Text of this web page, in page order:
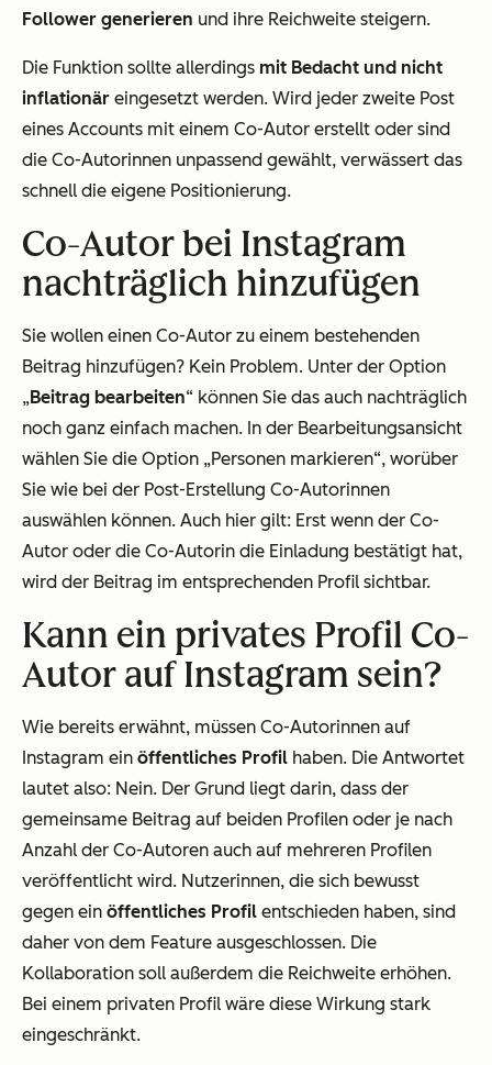
Follower generieren und ihre Reichweite steigern.
Die Funktion sollte allerdings mit Bedacht und nicht
inflationär eingesetzt werden. Wird jeder zweite Post
eines Accounts mit einem Co-Autor erstellt oder sind
die Co-Autorinnen unpassend gewählt, verwässert das
schnell die eigene Positionierung.
Co-Autor bei Instagram
nachträglich hinzufügen
Sie wollen einen Co-Autor zu einem bestehenden
Beitrag hinzufügen? Kein Problem. Unter der Option
„Beitrag bearbeiten“ können Sie das auch nachträglich
noch ganz einfach machen. In der Bearbeitungsansicht
wählen Sie die Option „Personen markieren“, worüber
Sie wie bei der Post-Erstellung Co-Autorinnen
auswählen können. Auch hier gilt: Erst wenn der Co-
Autor oder die Co-Autorin die Einladung bestätigt hat,
wird der Beitrag im entsprechenden Profil sichtbar.
Kann ein privates Profil Co-
Autor auf Instagram sein?
Wie bereits erwähnt, müssen Co-Autorinnen auf
Instagram ein öffentliches Profil haben. Die Antwortet
lautet also: Nein. Der Grund liegt darin, dass der
gemeinsame Beitrag auf beiden Profilen oder je nach
Anzahl der Co-Autoren auch auf mehreren Profilen
veröffentlicht wird. Nutzerinnen, die sich bewusst
gegen ein öffentliches Profil entschieden haben, sind
daher von dem Feature ausgeschlossen. Die
Kollaboration soll außerdem die Reichweite erhöhen.
Bei einem privaten Profil wäre diese Wirkung stark
eingeschränkt.